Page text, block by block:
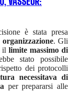
è stata presa
. Gli
il limite massimo di
stato possibile
dei protocolli
necessitava di
per prepararsi alle